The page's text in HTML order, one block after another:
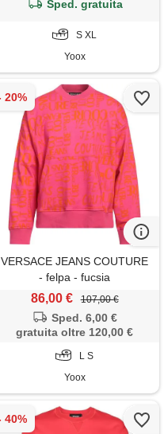
Sped. gratuita
S XL
Yoox
VERSACE JEANS COUTURE
- felpa - fucsia
86,00 € 107,00 €
Sped. 6,00 €
gratuita oltre 120,00 €
L S
Yoox